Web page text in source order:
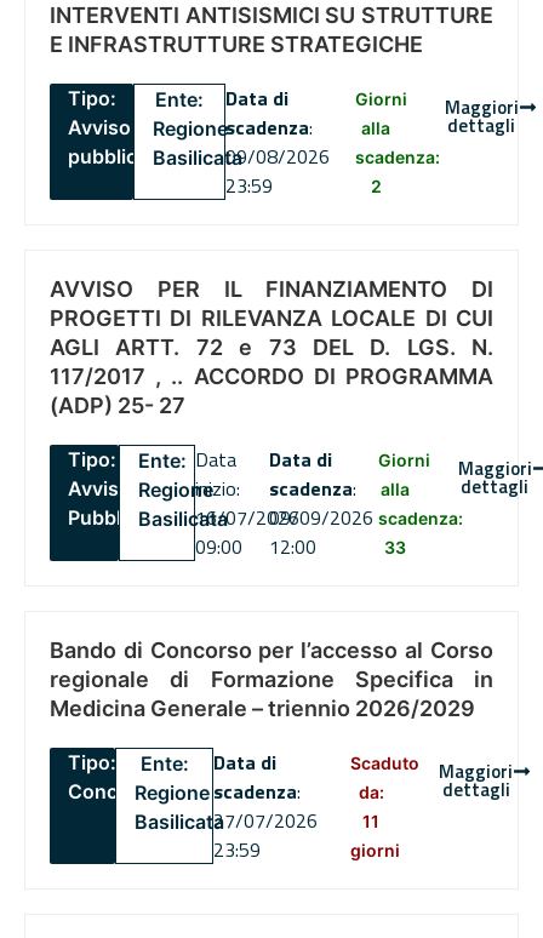
INTERVENTI ANTISISMICI SU STRUTTURE
E INFRASTRUTTURE STRATEGICHE
Tipo:
Avviso
pubblico
Ente:
Regione
Basilicata
Data di
scadenza:
09/08/2026
23:59
Giorni
alla
scadenza:
2
Maggiori
dettagli
AVVISO PER IL FINANZIAMENTO DI
PROGETTI DI RILEVANZA LOCALE DI CUI
AGLI ARTT. 72 e 73 DEL D. LGS. N.
117/2017 , .. ACCORDO DI PROGRAMMA
(ADP) 25- 27
Tipo:
Avviso
Pubblico
Ente:
Regione
Basilicata
Data
inizio:
16/07/2026
09:00
Data di
scadenza:
09/09/2026
12:00
Giorni
alla
scadenza:
33
Maggiori
dettagli
Bando di Concorso per l’accesso al Corso
regionale di Formazione Specifica in
Medicina Generale – triennio 2026/2029
Tipo:
Concorsi
Ente:
Regione
Basilicata
Data di
scadenza:
27/07/2026
23:59
Scaduto
da:
11
giorni
Maggiori
dettagli